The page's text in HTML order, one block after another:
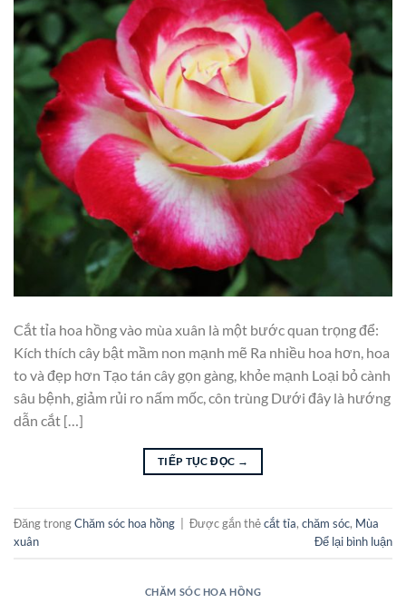
Cắt tỉa hoa hồng vào mùa xuân là một bước quan trọng để:
Kích thích cây bật mầm non mạnh mẽ Ra nhiều hoa hơn, hoa
to và đẹp hơn Tạo tán cây gọn gàng, khỏe mạnh Loại bỏ cành
sâu bệnh, giảm rủi ro nấm mốc, côn trùng Dưới đây là hướng
dẫn cắt […]
TIẾP TỤC ĐỌC →
Đăng trongChăm sóc hoa hồng Được gắn thẻcắt tỉa, chăm sóc, Mùa
xuân
Để lại bình luận
CHĂM SÓC HOA HỒNG